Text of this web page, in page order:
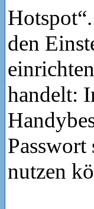
den
handelt:
nutzen